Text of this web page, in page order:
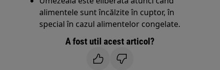
alimentele sunt încălzite în cuptor, în
special în cazul alimentelor congelate.
A fost util acest articol?